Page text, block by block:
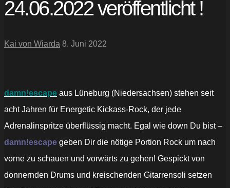
24.06.2022 veröffentlicht !
Kai von Wiarda 8. Juni 2022
damn!escape aus Lüneburg (Niedersachsen) stehen seit
acht Jahren für Energetic Kickass-Rock, der jede
Adrenalinspritze überflüssig macht. Egal wie down Du bist –
damn!escape geben Dir die nötige Portion Rock um nach
vorne zu schauen und vorwärts zu gehen! Gespickt von
donnernden Drums und kreischenden Gitarrensoli setzen